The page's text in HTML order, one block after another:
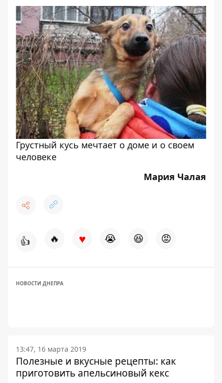
Грустный кусь мечтает о доме и о своем
человеке
Мария Чалая
👍 🔥 ♥ 😭 😆 😡
НОВОСТИ ДНЕПРА
13:47, 16 марта 2019
Полезные и вкусные рецепты: как
приготовить апельсиновый кекс